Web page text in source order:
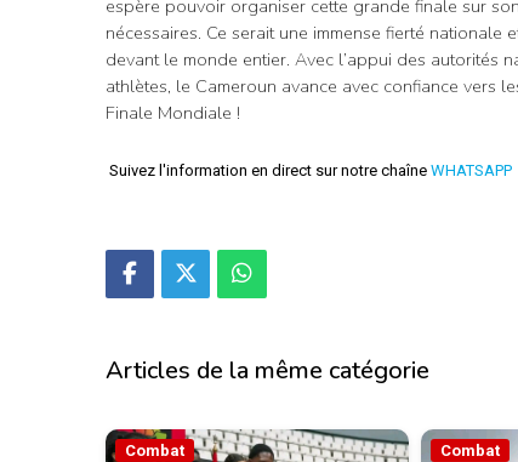
espère pouvoir organiser cette grande finale sur
nécessaires. Ce serait une immense fierté
devant le monde entier. Avec l’appui des autorités
athlètes, le Cameroun avance avec confiance vers
Finale Mondiale !
Suivez l'information en direct sur notre chaîne WHATSAPP
Articles de la même catégorie
Combat Combat